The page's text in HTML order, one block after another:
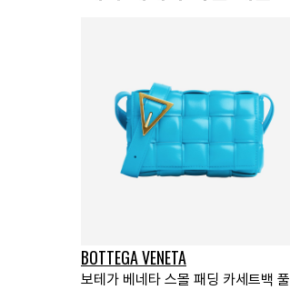
BOTTEGA VENETA
보테가 베네타 스몰 패딩 카세트백 풀